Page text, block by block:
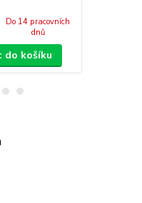
Do 14 pracovních
dnů
do košíku